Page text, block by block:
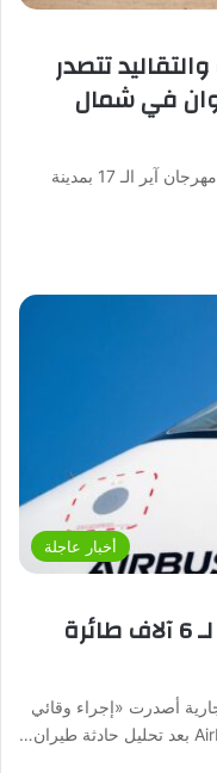
تتصدر
إيفيروان في شمال
" الطوارق" الثقافة والعادات والتقاليد تتصدر مهرجان آير الـ 17 بمدينة
أخبار عاجلة
إيرباص: إيقاف وتحليق مؤقت لـ 6 آلاف طائرة
أصدرت «إجراء وقائي